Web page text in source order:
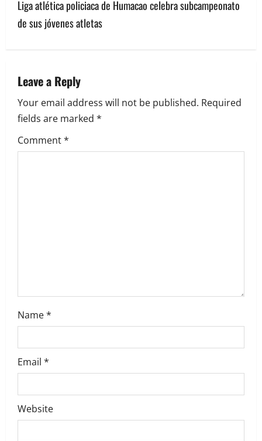
n
i
g
a
Liga atlética policiaca de Humacao celebra subcampeonato
de sus jóvenes atletas
Leave a Reply
Your email address will not be published. Required
fields are marked *
Comment*
Name*
Email *
Website